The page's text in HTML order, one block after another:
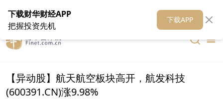
在线客服 关于我们 财华媒体矩阵 财华智库
【异动股】航天航空板块高开，航发科技
(600391.CN)涨9.98%
下载财华财经APP
把握投资先机
下载APP